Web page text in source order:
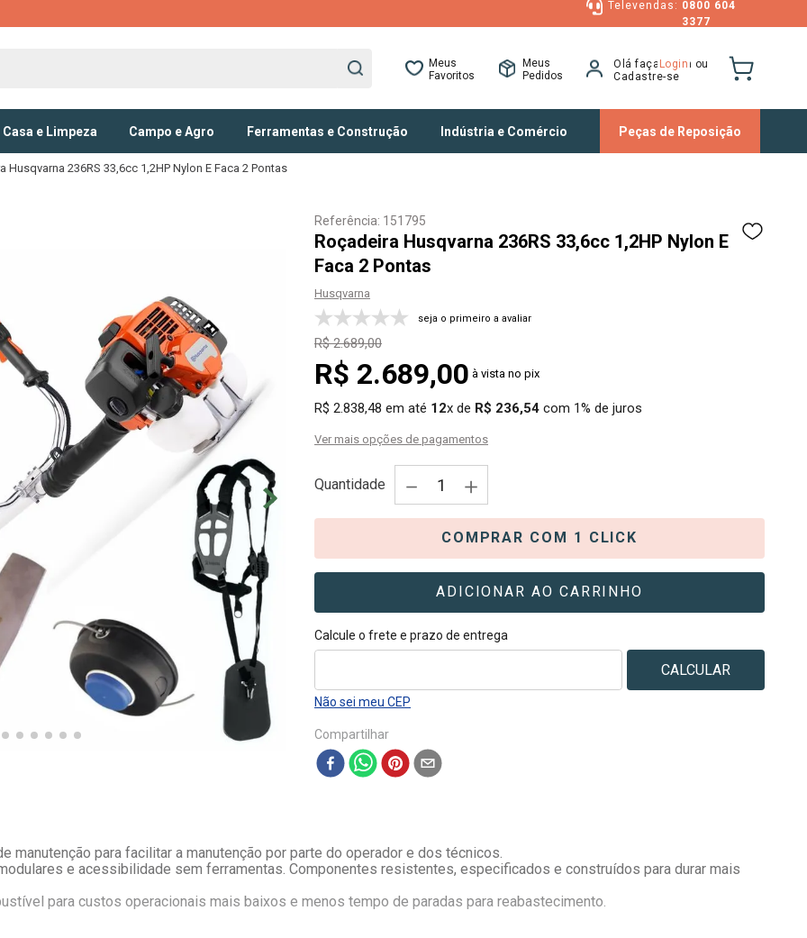
Televendas: 0800 604
3377
Meus
Favoritos
Meus
Pedidos
Olá faça Login ou
Cadastre-se
e Utensílios
e Detergentes
Lavação e Pulverização
Microtratores e Motocultores
Motores
Perfuradores de Solo
Pulverizadores e Atomizadores
Trituradores, Forrageiras e
Ensiladeiras
Caixas e Organizadores
Máquinas para Construção Civil
Casa e Limpeza Campo e Agro Ferramentas e Construção Indústria e Comércio Peças de Reposição
Husqvarna 236RS 33,6cc 1,2HP Nylon E Faca 2 Pontas
Referência: 151795
Roçadeira Husqvarna 236RS 33,6cc 1,2HP Nylon E
Faca 2 Pontas
Husqvarna
seja o primeiro a avaliar
R$ 2.689,00
R$ 2.689,00 à vista no pix
R$ 2.838,48 em até 12x de R$ 236,54 com 1% de juros
Ver mais opções de pagamentos
Quantidade ＋
－
COMPRAR COM 1 CLICK
ADICIONAR AO CARRINHO
Calcule o frete e prazo de entrega
Não sei meu CEP
Compartilhar
manutenção para facilitar a manutenção por parte do operador e dos técnicos.
e acessibilidade sem ferramentas. Componentes resistentes, especificados e construídos para durar mais
para custos operacionais mais baixos e menos tempo de paradas para reabastecimento.